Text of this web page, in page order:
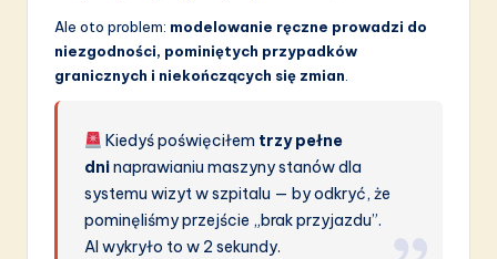
Ale oto problem: modelowanie ręczne prowadzi do
niezgodności, pominiętych przypadków
granicznych i niekończących się zmian
Kiedyś poświęciłem trzy pełne
dninaprawianiu maszyny stanów dla
systemu wizyt w szpitalu — by odkryć, że
pominęliśmy przejście „brak przyjazdu”.
AI wykryło to w 2 sekundy.